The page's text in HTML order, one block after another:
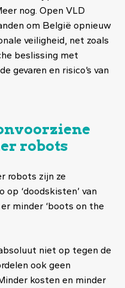
nog. Open VLD
om België opnieuw
veiligheid, net zoals
beslissing met
gevaren en risico’s van
robots
robots zijn ze
‘doodskisten’ van
minder ‘boots on the
niet op tegen de
ook geen
kosten en minder